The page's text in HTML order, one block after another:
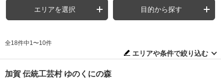
エリアを選択 目的から探す
全18件中1〜10件
エリアや条件で絞り込む
加賀 伝統工芸村 ゆのくにの森